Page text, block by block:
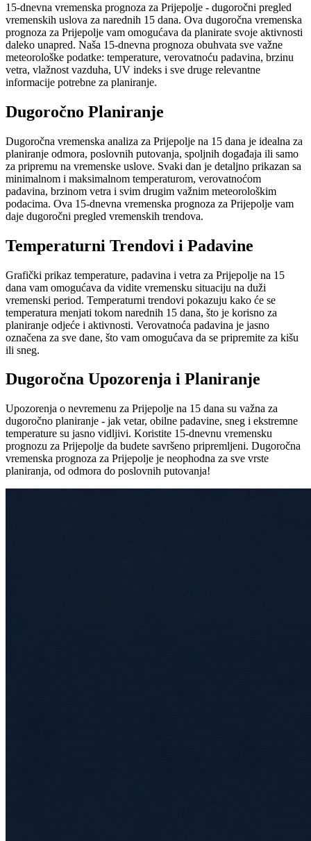
15-dnevna vremenska prognoza za Prijepolje - dugoročni pregled
vremenskih uslova za narednih 15 dana. Ova dugoročna vremenska
prognoza za Prijepolje vam omogućava da planirate svoje aktivnosti
daleko unapred. Naša 15-dnevna prognoza obuhvata sve važne
meteorološke podatke: temperature, verovatnoću padavina, brzinu
vetra, vlažnost vazduha, UV indeks i sve druge relevantne
informacije potrebne za planiranje.
Dugoročno Planiranje
Dugoročna vremenska analiza za Prijepolje na 15 dana je idealna za
planiranje odmora, poslovnih putovanja, spoljnih događaja ili samo
za pripremu na vremenske uslove. Svaki dan je detaljno prikazan sa
minimalnom i maksimalnom temperaturom, verovatnoćom
padavina, brzinom vetra i svim drugim važnim meteorološkim
podacima. Ova 15-dnevna vremenska prognoza za Prijepolje vam
daje dugoročni pregled vremenskih trendova.
Temperaturni Trendovi i Padavine
Grafički prikaz temperature, padavina i vetra za Prijepolje na 15
dana vam omogućava da vidite vremensku situaciju na duži
vremenski period. Temperaturni trendovi pokazuju kako će se
temperatura menjati tokom narednih 15 dana, što je korisno za
planiranje odjeće i aktivnosti. Verovatnoća padavina je jasno
označena za sve dane, što vam omogućava da se pripremite za kišu
ili sneg.
Dugoročna Upozorenja i Planiranje
Upozorenja o nevremenu za Prijepolje na 15 dana su važna za
dugoročno planiranje - jak vetar, obilne padavine, sneg i ekstremne
temperature su jasno vidljivi. Koristite 15-dnevnu vremensku
prognozu za Prijepolje da budete savršeno pripremljeni. Dugoročna
vremenska prognoza za Prijepolje je neophodna za sve vrste
planiranja, od odmora do poslovnih putovanja!